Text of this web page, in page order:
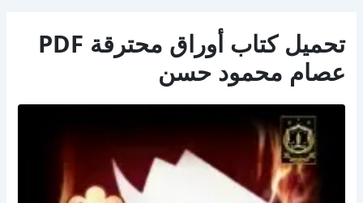
تحميل كتاب أوراق محترقة PDF
عصام محمود حسن